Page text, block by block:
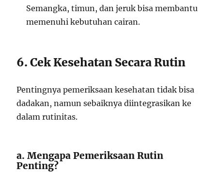
Semangka, timun, dan jeruk bisa membantu
memenuhi kebutuhan cairan.
6. Cek Kesehatan Secara Rutin
Pentingnya pemeriksaan kesehatan tidak bisa
dadakan, namun sebaiknya diintegrasikan ke
dalam rutinitas.
a. Mengapa Pemeriksaan Rutin
Penting?